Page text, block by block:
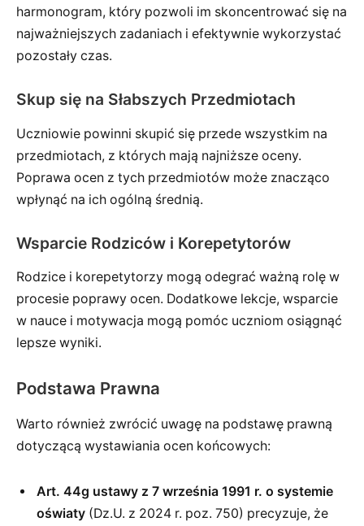
harmonogram, który pozwoli im skoncentrować się na
najważniejszych zadaniach i efektywnie wykorzystać
pozostały czas.
Skup się na Słabszych Przedmiotach
Uczniowie powinni skupić się przede wszystkim na
przedmiotach, z których mają najniższe oceny.
Poprawa ocen z tych przedmiotów może znacząco
wpłynąć na ich ogólną średnią.
Wsparcie Rodziców i Korepetytorów
Rodzice i korepetytorzy mogą odegrać ważną rolę w
procesie poprawy ocen. Dodatkowe lekcje, wsparcie
w nauce i motywacja mogą pomóc uczniom osiągnąć
lepsze wyniki.
Podstawa Prawna
Warto również zwrócić uwagę na podstawę prawną
dotyczącą wystawiania ocen końcowych:
Art. 44g ustawy z 7 września 1991 r. o systemie
oświaty (Dz.U. z 2024 r. poz. 750) precyzuje, że